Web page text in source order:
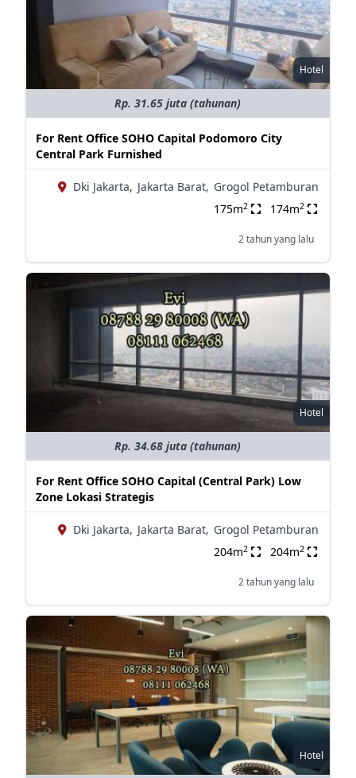
Hotel
Rp. 31.65 juta (tahunan)
For Rent Office SOHO Capital Podomoro City
Central Park Furnished
Dki Jakarta, Jakarta Barat, Grogol Petamburan
175m2 174m2
2 tahun yang lalu
Hotel
Rp. 34.68 juta (tahunan)
For Rent Office SOHO Capital (Central Park) Low
Zone Lokasi Strategis
Dki Jakarta, Jakarta Barat, Grogol Petamburan
204m2 204m2
2 tahun yang lalu
Hotel